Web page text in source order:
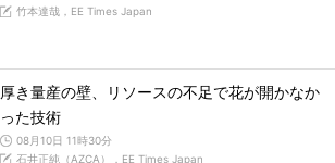
竹本達哉，EE Times Japan
厚き量産の壁、リソースの不足で花が開かなか
った技術
08月10日 11時30分
石井正純（AZCA），EE Times Japan